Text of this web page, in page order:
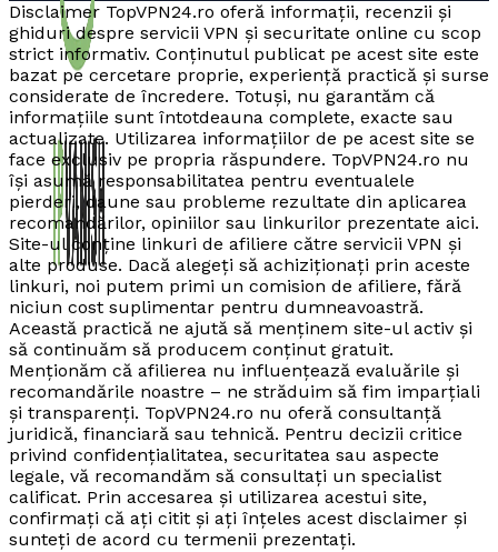
Disclaimer TopVPN24.ro oferă informații, recenzii și
ghiduri despre servicii VPN și securitate online cu scop
strict informativ. Conținutul publicat pe acest site este
bazat pe cercetare proprie, experiență practică și surse
considerate de încredere. Totuși, nu garantăm că
informațiile sunt întotdeauna complete, exacte sau
actualizate. Utilizarea informațiilor de pe acest site se
face exclusiv pe propria răspundere. TopVPN24.ro nu
își asumă responsabilitatea pentru eventualele
pierderi, daune sau probleme rezultate din aplicarea
recomandărilor, opiniilor sau linkurilor prezentate aici.
Site-ul conține linkuri de afiliere către servicii VPN și
alte produse. Dacă alegeți să achiziționați prin aceste
linkuri, noi putem primi un comision de afiliere, fără
niciun cost suplimentar pentru dumneavoastră.
Această practică ne ajută să menținem site-ul activ și
să continuăm să producem conținut gratuit.
Menționăm că afilierea nu influențează evaluările și
recomandările noastre – ne străduim să fim imparțiali
și transparenți. TopVPN24.ro nu oferă consultanță
juridică, financiară sau tehnică. Pentru decizii critice
privind confidențialitatea, securitatea sau aspecte
legale, vă recomandăm să consultați un specialist
calificat. Prin accesarea și utilizarea acestui site,
confirmați că ați citit și ați înțeles acest disclaimer și
sunteți de acord cu termenii prezentați.